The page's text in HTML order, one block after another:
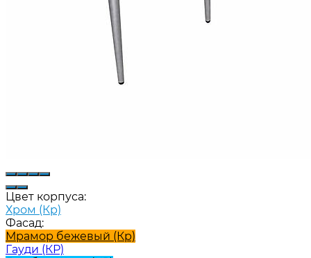
Цвет корпуса:
Хром (Кр)
Фасад:
Мрамор бежевый (Кр)
Гауди (КР)